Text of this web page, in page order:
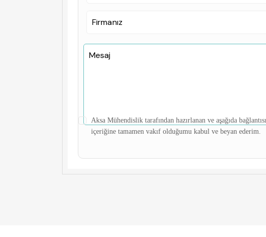
Aksa Mühendislik tarafından hazırlanan ve aşağıda
içeriğine tamamen vakıf olduğumu kabul ve beyan ederim.